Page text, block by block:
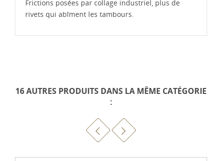
Frictions posées par collage industriel, plus de
rivets qui abîment les tambours.
16 AUTRES PRODUITS DANS LA MÊME CATÉGORIE
: